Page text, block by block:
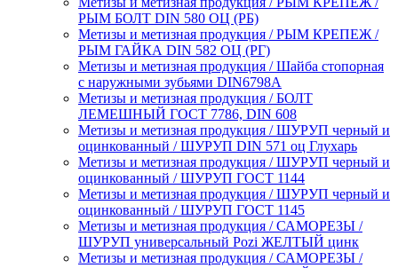
РЫМ БОЛТ DIN 580 ОЦ (РБ)
Метизы и метизная продукция / РЫМ КРЕПЕЖ /
РЫМ ГАЙКА DIN 582 ОЦ (РГ)
Метизы и метизная продукция / Шайба стопорная
с наружными зубьями DIN6798A
Метизы и метизная продукция / БОЛТ
ЛЕМЕШНЫЙ ГОСТ 7786, DIN 608
Метизы и метизная продукция / ШУРУП черный и
оцинкованный / ШУРУП DIN 571 оц Глухарь
Метизы и метизная продукция / ШУРУП черный и
оцинкованный / ШУРУП ГОСТ 1144
Метизы и метизная продукция / ШУРУП черный и
оцинкованный / ШУРУП ГОСТ 1145
Метизы и метизная продукция / САМОРЕЗЫ /
ШУРУП универсальный Pozi ЖЕЛТЫЙ цинк
Метизы и метизная продукция / САМОРЕЗЫ /